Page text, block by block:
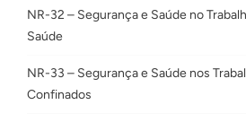
NR-32 – Segurança e Saúde no
Saúde
NR-33 – Segurança e Saúde nos
Confinados